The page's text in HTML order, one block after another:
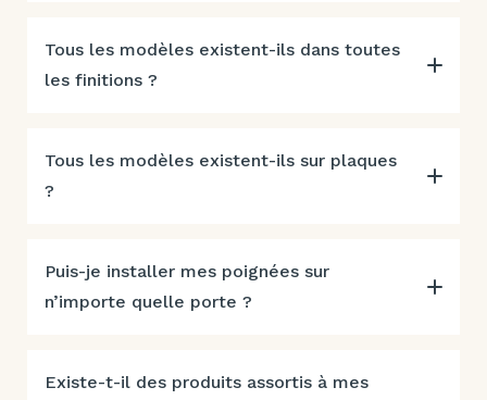
Tous les modèles existent-ils dans toutes
les finitions ?
Tous les modèles existent-ils sur plaques
?
Puis-je installer mes poignées sur
n’importe quelle porte ?
Existe-t-il des produits assortis à mes